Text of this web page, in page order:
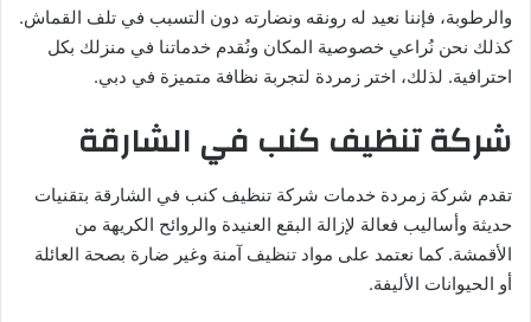
والرطوبة، فإننا نعيد له رونقه ونضارته دون التسبب في تلف القماش.
كذلك نحن نُراعي خصوصية المكان ونُقدم خدماتنا في منزلك بكل
احترافية. لذلك، اختر زمردة لتجربة نظافة متميزة في دبي.
شركة تنظيف كنب في الشارقة
تقدم شركة زمردة خدمات شركة تنظيف كنب في الشارقة بتقنيات
حديثة وأساليب فعالة لإزالة البقع العنيدة والروائح الكريهة من
الأقمشة. كما نعتمد على مواد تنظيف آمنة وغير ضارة بصحة العائلة
أو الحيوانات الأليفة.